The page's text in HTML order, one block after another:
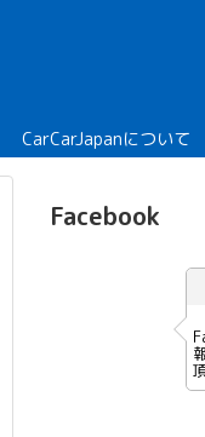
CarCarJapanについて
Facebook